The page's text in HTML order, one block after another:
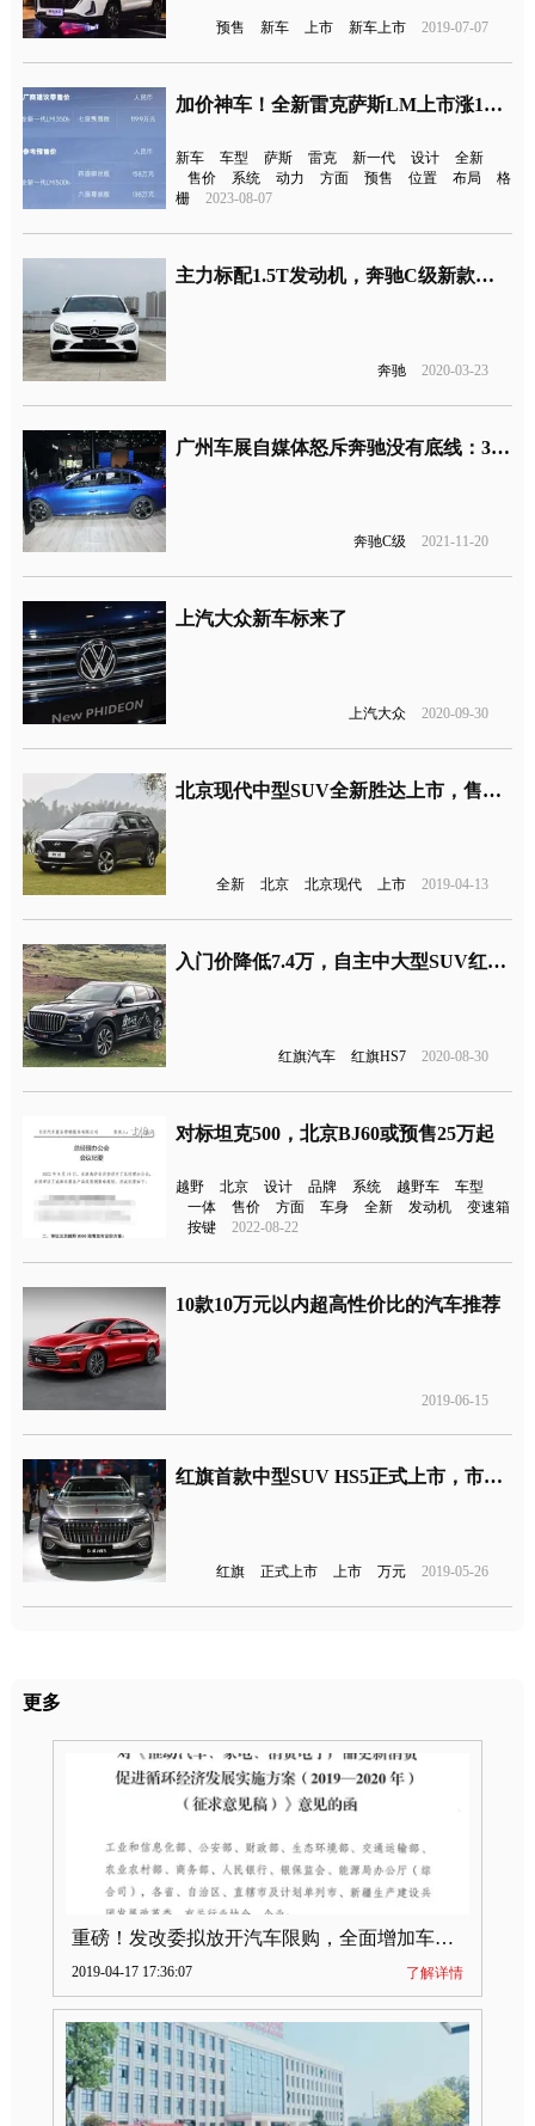
预售 新车 上市 新车上市 2019-07-07
加价神车！全新雷克萨斯LM上市涨11.4万元
新车 车型 萨斯 雷克 新一代 设计
全新
售价
系统 动力 方面 预售 位置 布局
格
栅
2023-08-07
主力标配1.5T发动机，奔驰C级新款上市
奔驰 2020-03-23
广州车展自媒体怒斥奔驰没有底线：30万元奔驰C用1.5T
奔驰C级 2021-11-20
上汽大众新车标来了
上汽大众 2020-09-30
北京现代中型SUV全新胜达上市，售价20.28-27.28万元
全新 北京 北京现代 上市 2019-04-13
入门价降低7.4万，自主中大型SUV红旗新款HS7上市
红旗汽车 红旗HS7 2020-08-30
对标坦克500，北京BJ60或预售25万起
越野 北京 设计 品牌 系统 越野车
车型
一体
售价 方面 车身 全新 发动机
变速箱
按键
2022-08-22
10款10万元以内超高性价比的汽车推荐
2019-06-15
红旗首款中型SUV HS5正式上市，市场售价18.38-24.98万元
红旗 正式上市 上市 万元 2019-05-26
更多
重磅！发改委拟放开汽车限购，全面增加车牌指标
2019-04-17 17:36:07 了解详情